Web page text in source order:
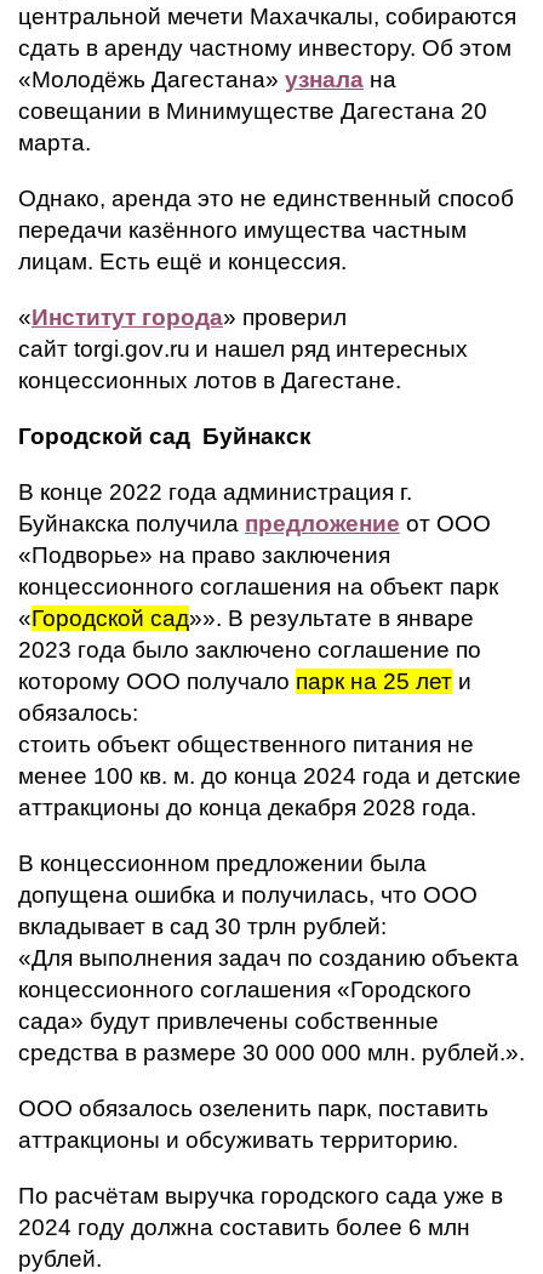
центральной мечети Махачкалы, собираются
сдать в аренду частному инвестору. Об этом
«Молодёжь Дагестана» узнала на
совещании в Минимуществе Дагестана 20
марта.
Однако, аренда это не единственный способ
передачи казённого имущества частным
лицам. Есть ещё и концессия.
«Институт города» проверил
сайт torgi.gov.ru и нашел ряд интересных
концессионных лотов в Дагестане.
Городской сад Буйнакск
В конце 2022 года администрация г.
Буйнакска получила предложение от ООО
«Подворье» на право заключения
концессионного соглашения на объект парк
«Городской сад»». В результате в январе
2023 года было заключено соглашение по
которому ООО получало парк на 25 лет и
обязалось:
стоить объект общественного питания не
менее 100 кв. м. до конца 2024 года и детские
аттракционы до конца декабря 2028 года.
В концессионном предложении была
допущена ошибка и получилась, что ООО
вкладывает в сад 30 трлн рублей:
«Для выполнения задач по созданию объекта
концессионного соглашения «Городского
сада» будут привлечены собственные
средства в размере 30 000 000 млн. рублей.».
ООО обязалось озеленить парк, поставить
аттракционы и обсуживать территорию.
По расчётам выручка городского сада уже в
2024 году должна составить более 6 млн
рублей.